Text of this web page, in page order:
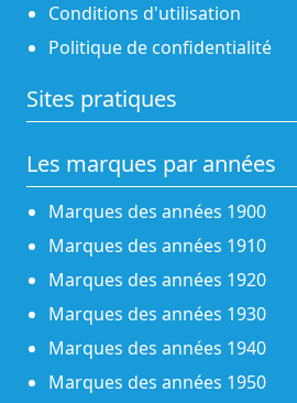
Conditions d'utilisation
Politique de confidentialité
Sites pratiques
Les marques par années
Marques des années 1900
Marques des années 1910
Marques des années 1920
Marques des années 1930
Marques des années 1940
Marques des années 1950